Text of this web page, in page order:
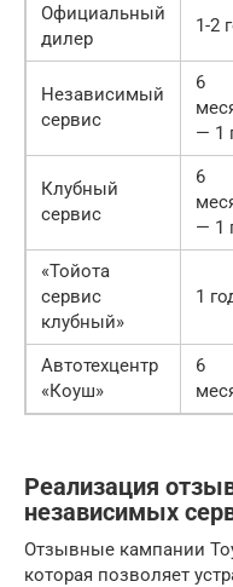
Официальный
дилер
1-2
Независимый
сервис
6
— 1
Клубный
сервис
6
— 1
«Тойота
сервис
клубный»
1
Автотехцентр
«Коуш»
6
Реализация
независимых
Отзывные кампании
которая позволяет